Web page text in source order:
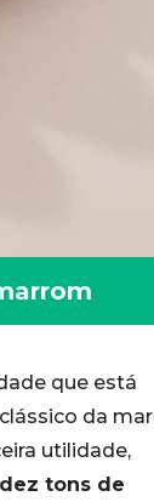
que está
da
utilidade,
dez tons de